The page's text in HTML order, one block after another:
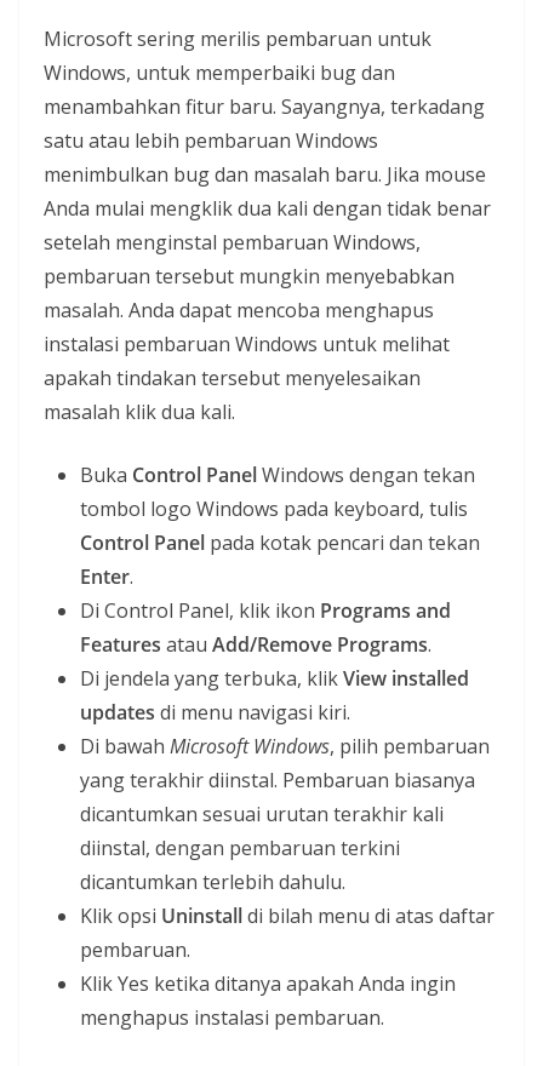
Microsoft sering merilis pembaruan untuk
Windows, untuk memperbaiki bug dan
menambahkan fitur baru. Sayangnya, terkadang
satu atau lebih pembaruan Windows
menimbulkan bug dan masalah baru. Jika mouse
Anda mulai mengklik dua kali dengan tidak benar
setelah menginstal pembaruan Windows,
pembaruan tersebut mungkin menyebabkan
masalah. Anda dapat mencoba menghapus
instalasi pembaruan Windows untuk melihat
apakah tindakan tersebut menyelesaikan
masalah klik dua kali.
Buka Control PanelWindows dengan tekan
tombol logo Windows pada keyboard, tulis
Control Panel pada kotak pencari dan tekan
Enter.
Di Control Panel, klik ikon Programs and
Features atau Add/Remove Programs.
Di jendela yang terbuka, klikView installed
updates di menu navigasi kiri.
Di bawah Microsoft Windows, pilih pembaruan
yang terakhir diinstal. Pembaruan biasanya
dicantumkan sesuai urutan terakhir kali
diinstal, dengan pembaruan terkini
dicantumkan terlebih dahulu.
Klik opsi Uninstalldi bilah menu di atas daftar
pembaruan.
Klik Yes ketika ditanya apakah Anda ingin
menghapus instalasi pembaruan.